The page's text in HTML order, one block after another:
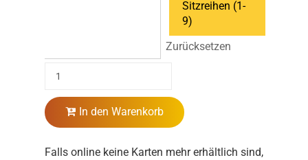
Sitzreihen (1-
9)
Zurücksetzen
In den Warenkorb
Falls online keine Karten mehr erhältlich sind,